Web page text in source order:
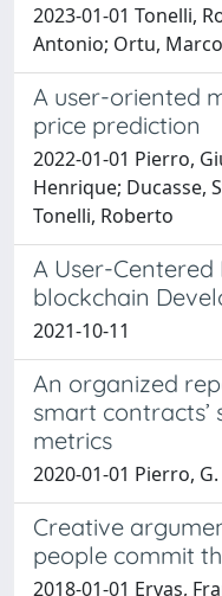
2023-01-01 Tonelli,
Antonio; Ortu,
A user-oriented
price prediction
2022-01-01 Pierro,
Henrique; Ducasse,
Tonelli, Roberto
A User-
blockchain
2021-10-11
An organized
smart contracts’
metrics
2020-01-01 Pierro,
Creative
people commit
2018-01-01 Ervas,